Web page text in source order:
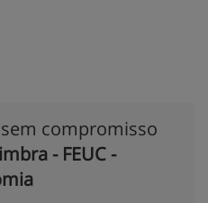
compromisso
- FEUC -